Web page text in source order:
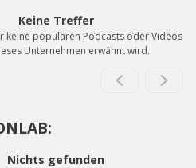
Keine Treffer
keine populären Podcasts oder Videos
Unternehmen erwähnt wird.
Nichts gefunden